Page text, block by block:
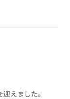
えました。